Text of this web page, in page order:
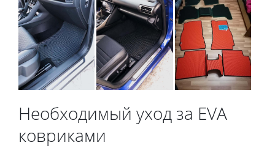
Необходимый уход за EVA
ковриками